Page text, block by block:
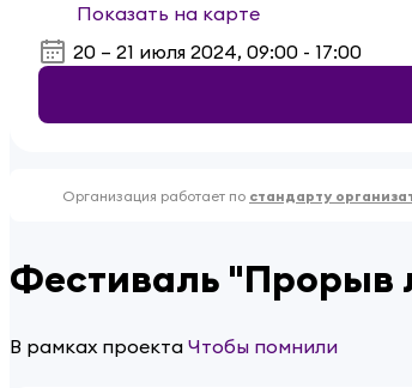
Показать на карте
20 – 21 июля 2024, 09:00 - 17:00
Организация работает по стандарту
Фестиваль "Прорыв
В рамках проекта Чтобы помнили